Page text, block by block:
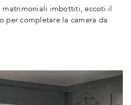
matrimoniali imbottiti, eccoti il
per completare la camera da